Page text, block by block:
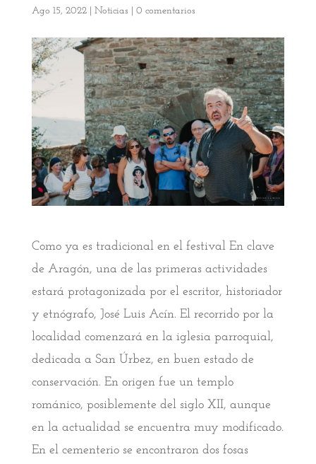
Ago 15, 2022| Noticias 0 comentarios
Como ya es tradicional en el festival En clave
de Aragón, una de las primeras actividades
estará protagonizada por el escritor, historiador
y etnógrafo, José Luis Acín. El recorrido por la
localidad comenzará en la iglesia parroquial,
dedicada a San Úrbez, en buen estado de
conservación. En origen fue un templo
románico, posiblemente del siglo XII, aunque
en la actualidad se encuentra muy modificado.
En el cementerio se encontraron dos fosas